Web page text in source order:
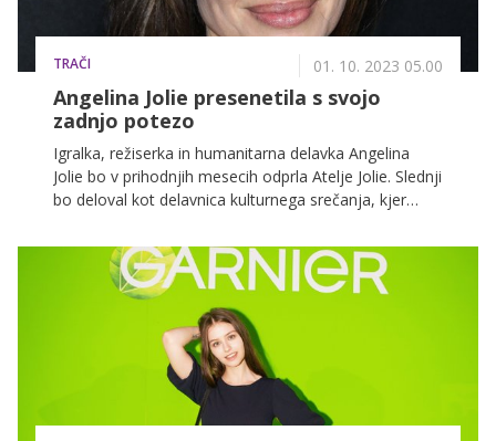
TRAČI 01. 10. 2023 05.00
Angelina Jolie presenetila s svojo
zadnjo potezo
Igralka, režiserka in humanitarna delavka Angelina
Jolie bo v prihodnjih mesecih odprla Atelje Jolie. Slednji
bo deloval kot delavnica kulturnega srečanja, kjer
vrednote s svetom mode.